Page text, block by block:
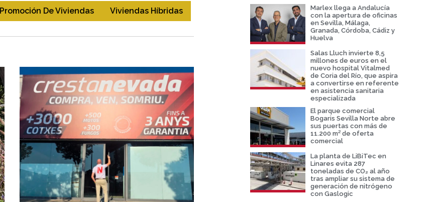
Promoción De Viviendas Viviendas Híbridas
Marlex llega a Andalucía
con la apertura de oficinas
en Sevilla, Málaga,
Granada, Córdoba, Cádiz y
Huelva
Salas Lluch invierte 8,5
millones de euros en el
nuevo hospital Vitalmed
de Coria del Río, que aspira
a convertirse en referente
en asistencia sanitaria
especializada
El parque comercial
Bogaris Sevilla Norte abre
sus puertas con más de
11.200 m² de oferta
comercial
La planta de LiBiTec en
Linares evita 287
toneladas de CO₂ al año
tras ampliar su sistema de
generación de nitrógeno
con Gaslogic